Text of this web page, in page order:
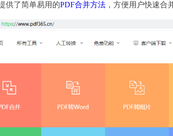
供了简单易用的PDF合并方法 ，方便用户快速合